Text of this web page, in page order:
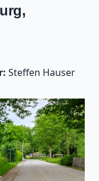
Steffen Hauser